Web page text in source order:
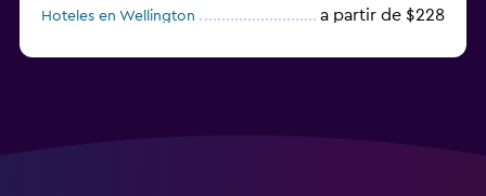
Hoteles en Wellington a partir de $228